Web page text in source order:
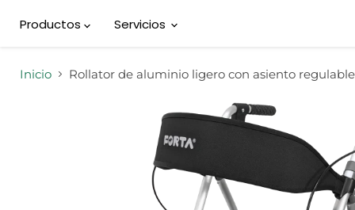
Productos Servicios
Inicio Rollator de aluminio ligero con asiento